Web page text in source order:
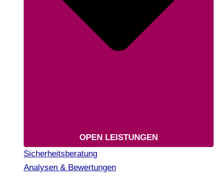
OPEN LEISTUNGEN
Sicherheitsberatung
Analysen & Bewertungen